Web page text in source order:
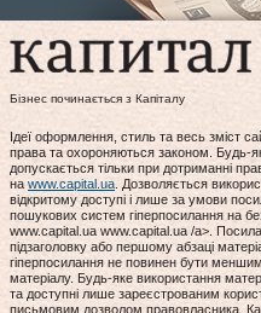
Бізнес починається з Капіталу
Ідеї оформлення, стиль та весь зміст
права та охороняються законом. Будь-
допускається тільки при дотриманні
на www.capital.ua. Дозволяється
відкритому доступі і лише за умови
пошукових систем гіперпосилання на
www.capital.ua www.capital.ua /a>.
підзаголовку або першому абзаці
гіперпосилання не повинен бути
матеріалу. Будь-яке використання
та доступні лише зареєстрованим
письмовим дозволом правовласника.